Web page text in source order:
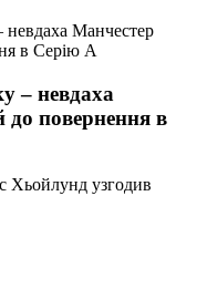
невдаха Манчестер
в Серію А
– невдаха
повернення в
Хьойлунд узгодив